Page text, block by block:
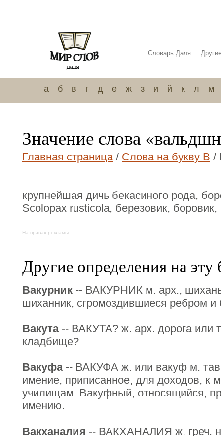
Словарь Даля
а б в г д е ж з и й к л м
Значение слова
Главная страница/ Слова на букву В /
крупнейшая дичь бекасиного рода,
Sсоlорах rusticola, березовик, боровик,
На правах рекламы:
Другие определения на эту
Вакурник -- ВАКУРНИК м. арх.,
шиханник, сгромоздившиеся ребром
Вакута-- ВАКУТА? ж. арх. дорога или
кладбище?
Вакуфа-- ВАКУФА ж. или вакуф м.
имение, приписанное, для доходов, к
училищам. Вакуфный, относящийся,
имению.
Вакханалия -- ВАКХАНАЛИЯ ж. греч.